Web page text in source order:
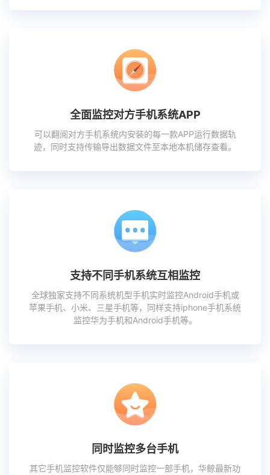
全面监控对方手机系统APP
可以翻阅对方手机系统内安装的每一款APP运行数据轨
迹，同时支持传输导出数据文件至本地本机储存查看。
支持不同手机系统互相监控
全球独家支持不同系统机型手机实时监控Android手机或
苹果手机、小米、三星手机等，同样支持iphone手机系统
监控华为手机和Android手机等。
同时监控多台手机
其它手机监控软件仅能够同时监控一部手机，华鲸最新功